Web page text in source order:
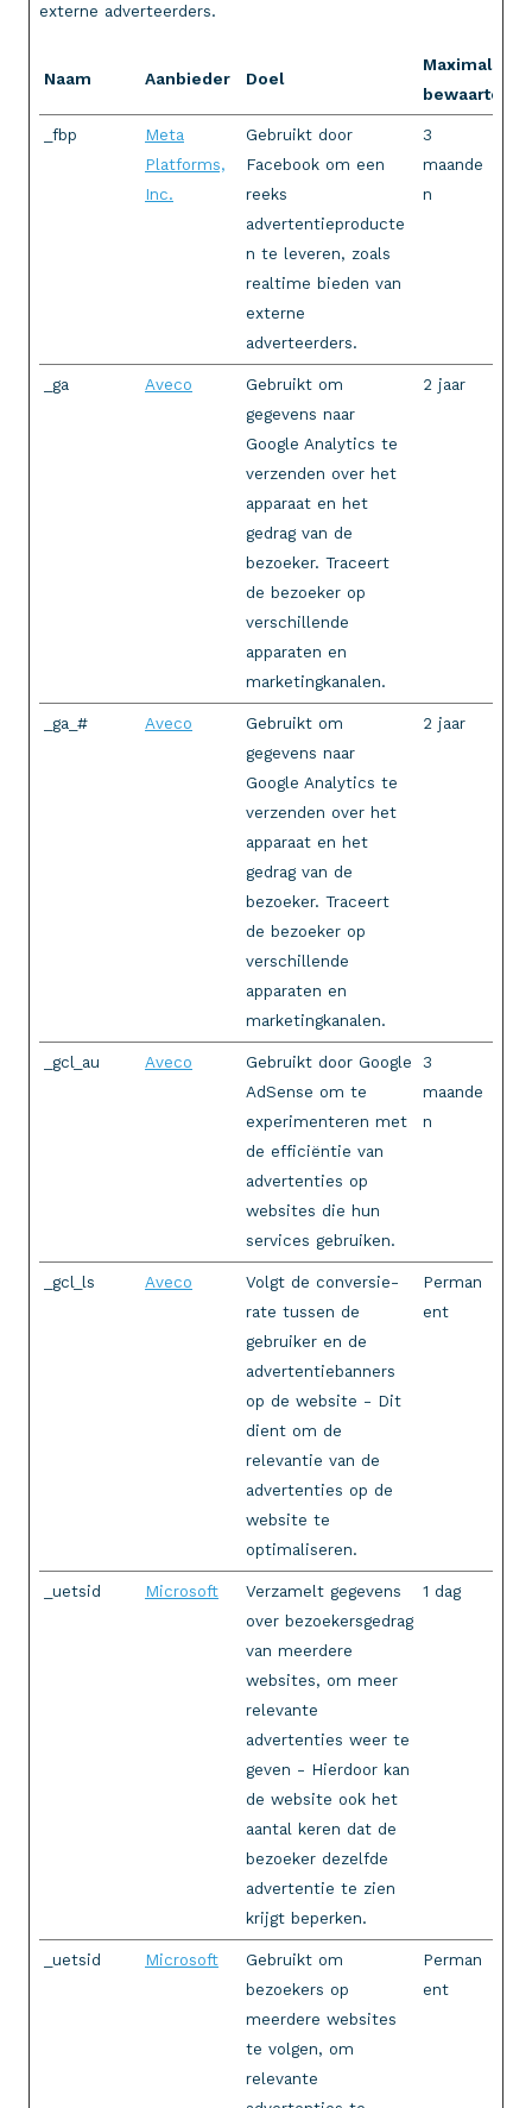
externe adverteerders.
Naam Aanbieder Doel
Maximale
_fbp
Meta
Platforms,
Inc.
Gebruikt door
Facebook om een
reeks
advertentieproducte
n te leveren, zoals
realtime bieden van
externe
adverteerders.
3
maande
n
_ga Aveco
Gebruikt om
gegevens naar
Google Analytics te
verzenden over het
apparaat en het
gedrag van de
bezoeker. Traceert
de bezoeker op
verschillende
apparaten en
marketingkanalen.
2 jaar
_ga_# Aveco
Gebruikt om
gegevens naar
Google Analytics te
verzenden over het
apparaat en het
gedrag van de
bezoeker. Traceert
de bezoeker op
verschillende
apparaten en
marketingkanalen.
2 jaar
_gcl_au Aveco
Gebruikt door Google
AdSense om te
experimenteren met
de efficiëntie van
advertenties op
websites die hun
services gebruiken.
3
maande
n
_gcl_ls Aveco
Volgt de conversie-
rate tussen de
gebruiker en de
advertentiebanners
op de website - Dit
dient om de
relevantie van de
advertenties op de
website te
optimaliseren.
Perman
ent
_uetsid Microsoft
Verzamelt gegevens
over bezoekersgedrag
van meerdere
websites, om meer
relevante
advertenties weer te
geven - Hierdoor kan
de website ook het
aantal keren dat de
bezoeker dezelfde
advertentie te zien
krijgt beperken.
1 dag
_uetsid Microsoft
Gebruikt om
bezoekers op
meerdere websites
te volgen, om
relevante
Perman
ent